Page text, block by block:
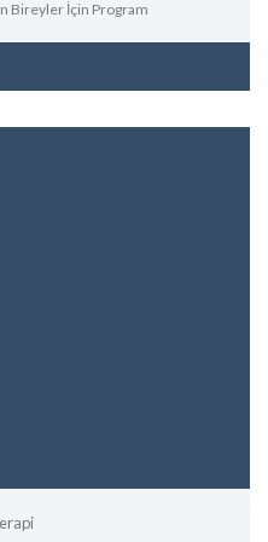
Bireyler İçin Program